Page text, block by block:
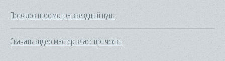
Порядок просмотра звездный путь
Скачать видео мастер класс прически